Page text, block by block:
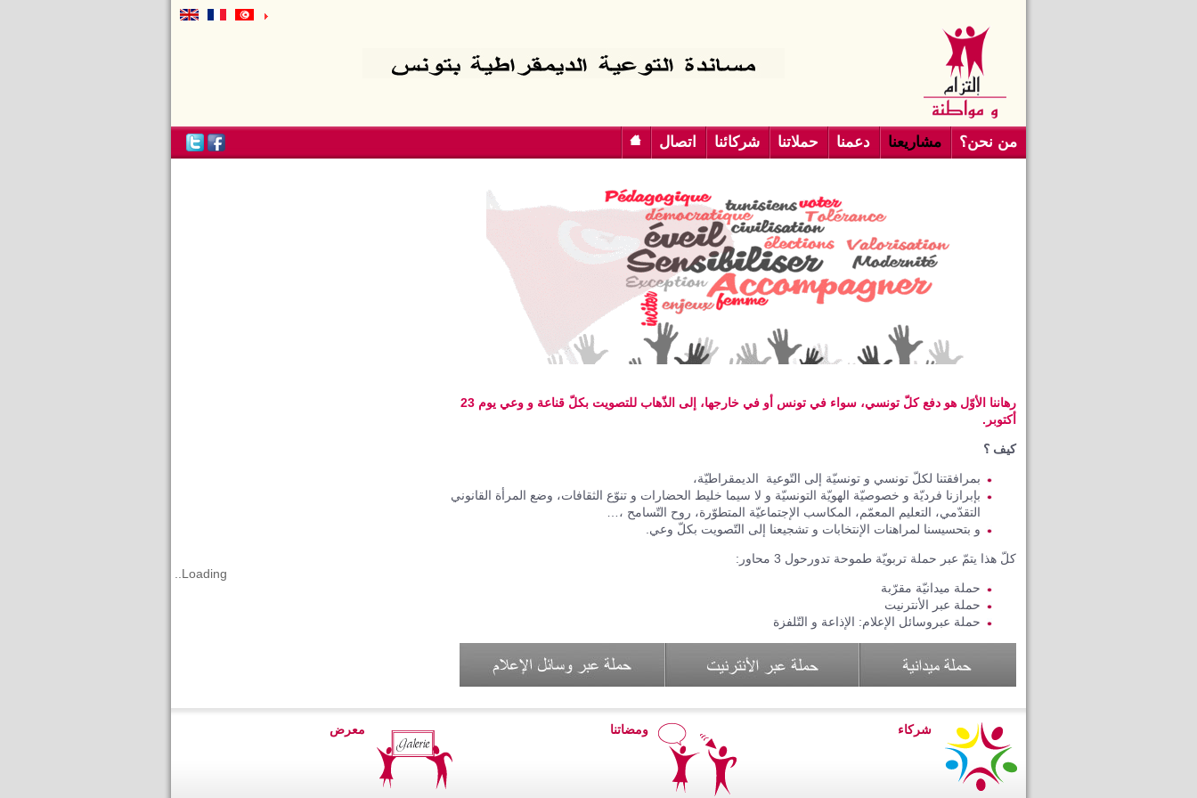
اتصال شركائنا حملاتنا دعمنا مشاريعنا من نحن؟
Loading..
رهاننا الأوّل هو دفع كلّ تونسي، سواء في تونس أو في خارجها، إلى الذّهاب للتصويت بكلّ قناعة و وعي يوم 23
أكتوبر.
كيف ؟
بمرافقتنا لكلّ تونسي و تونسيّة إلى التّوعية الديمقراطيّة،
بإبرازنا فرديّة و خصوصيّة الهويّة التونسيّة و لا سيما خليط الحضارات و تنوّع الثقافات، وضع المرأة القانوني
التقدّمي، التعليم المعمّم، المكاسب الإجتماعيّة المتطوّرة، روح التّسامح ،…
و بتحسيسنا لمراهنات الإنتخابات و تشجيعنا إلى التّصويت بكلّ وعي.
كلّ هذا يتمّ عبر حملة تربويّة طموحة تدورحول 3 محاور:
حملة ميدانيّة مقرّبة
حملة عبر الأنترنيت
حملة عبروسائل الإعلام: الإذاعة و التّلفزة
معرض ومضاتنا شركاء